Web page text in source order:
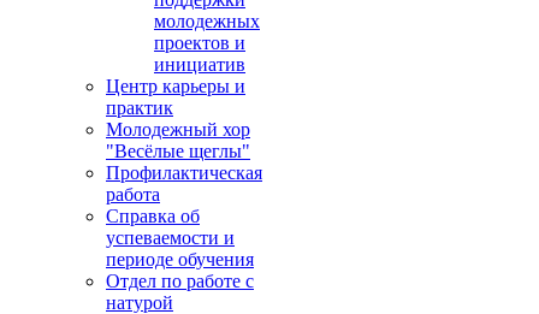
молодежных
проектов и
инициатив
Центр карьеры и
практик
Молодежный хор
"Весёлые щеглы"
Профилактическая
работа
Справка об
успеваемости и
периоде обучения
Отдел по работе с
натурой